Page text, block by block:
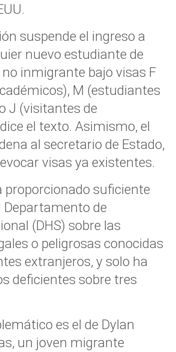
suspende el ingreso a
nuevo estudiante de
inmigrante bajo visas F
M (estudiantes
J (visitantes de
el texto. Asimismo, el
al secretario de Estado,
visas ya existentes.
proporcionado suficiente
de
(DHS) sobre las
o peligrosas conocidas
extranjeros, y solo ha
deficientes sobre tres
es el de Dylan
un joven migrante